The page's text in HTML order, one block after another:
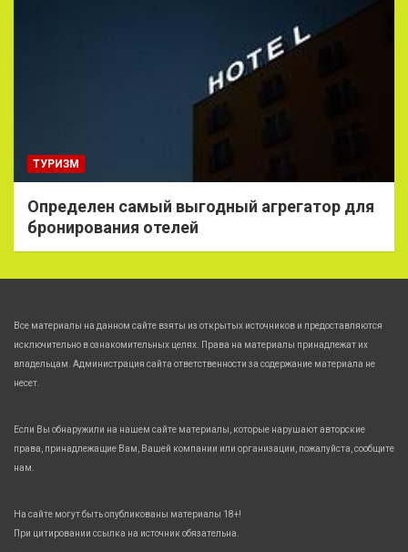
ТУРИЗМ
Определен самый выгодный агрегатор для
бронирования отелей
Все материалы на данном сайте взяты из открытых источников и предоставляются
исключительно в ознакомительных целях. Права на материалы принадлежат их
владельцам. Администрация сайта ответственности за содержание материала не
несет.
Если Вы обнаружили на нашем сайте материалы, которые нарушают авторские
права, принадлежащие Вам, Вашей компании или организации, пожалуйста, сообщите
нам.
На сайте могут быть опубликованы материалы 18+!
При цитировании ссылка на источник обязательна.